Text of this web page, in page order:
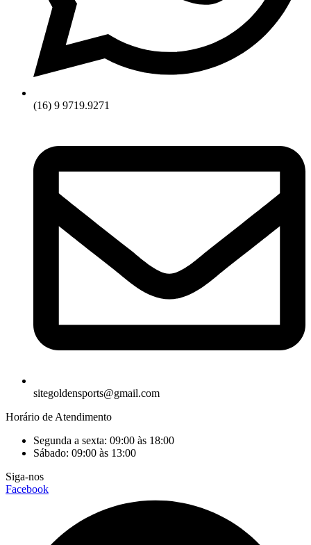
(16) 9 9719.9271
sitegoldensports@gmail.com
Horário de Atendimento
Segunda a sexta: 09:00 às 18:00
Sábado: 09:00 às 13:00
Siga-nos
Facebook